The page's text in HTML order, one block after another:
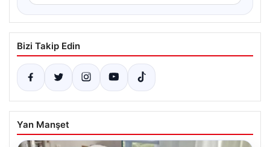
Bizi Takip Edin
Yan Manşet